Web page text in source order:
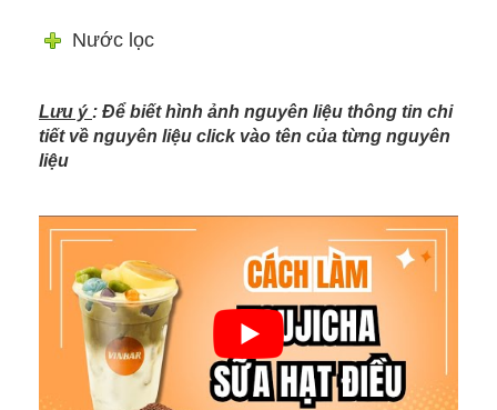
Nước lọc
Lưu ý : Để biết hình ảnh nguyên liệu thông tin chi
tiết về nguyên liệu click vào tên của từng nguyên
liệu